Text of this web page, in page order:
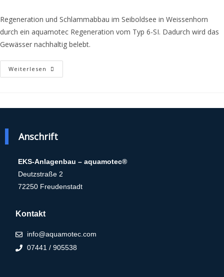
Regeneration und Schlammabbau im Seiboldsee in Weissenhorn
durch ein aquamotec Regeneration vom Typ 6-SI. Dadurch wird das
Gewässer nachhaltig belebt.
Weiterlesen
Anschrift
EKS-Anlagenbau – aquamotec®
Deutzstraße 2
72250 Freudenstadt
Kontakt
info@aquamotec.com
07441 / 905538